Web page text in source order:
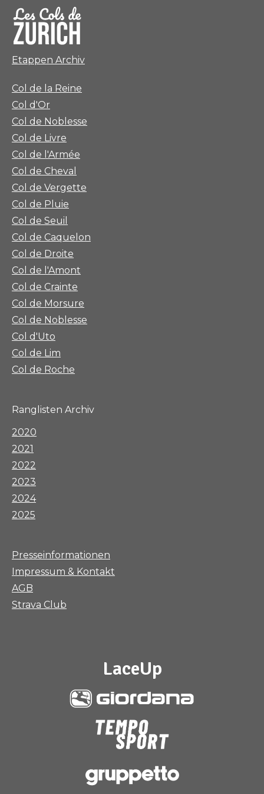
Etappen Archiv
Col de la Reine
Col d'Or
Col de Noblesse
Col de Livre
Col de l'Armée
Col de Cheval
Col de Vergette
Col de Pluie
Col de Seuil
Col de Caquelon
Col de Droite
Col de l'Amont
Col de Crainte
Col de Morsure
Col de Noblesse
Col d'Uto
Col de Lim
Col de Roche
Ranglisten Archiv
2020
2021
2022
2023
2024
2025
Presseinformationen
Impressum & Kontakt
AGB
Strava Club
LaceUp